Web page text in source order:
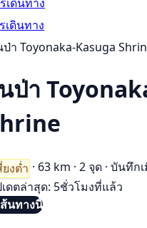
เดินทาง
ป่า Toyonaka-Kasuga
ป่า
งต่ำ · 63 km · 2 จุด · บันทึก
ดตล่าสุด: 5ชั่วโมงที่แล้ว
นทางนี้